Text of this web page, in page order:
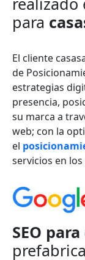
para
El cliente
de
estrategias
presencia,
su marca a
web; con la
el
servicios en los
SEO